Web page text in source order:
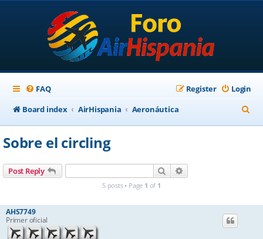
FAQ Login
Register
Board index
AirHispania Aeronáutica
e
Sobre el circling
Post Reply Search
5 posts • Page 1 of 1
AHS7749
Primer oficial